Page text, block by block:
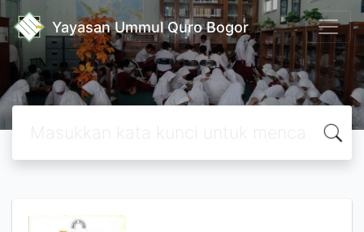
Yayasan Ummul Quro Bogor